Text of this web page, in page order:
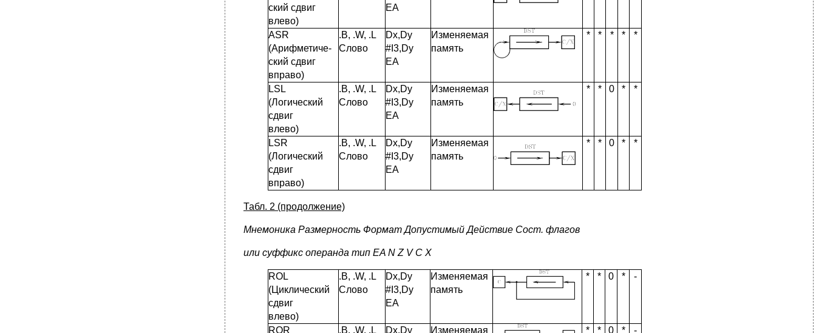
ский сдвиг
влево)
EA
ASR
(Арифметиче-
ский сдвиг
вправо)
.B, .W, .L
Слово
Dx,Dy
#I3,Dy
EA
Изменяемая
память
* * * * *
LSL
(Логический
сдвиг
влево)
.B, .W, .L
Слово
Dx,Dy
#I3,Dy
EA
Изменяемая
память
* * 0 * *
LSR
(Логический
сдвиг
вправо)
.B, .W, .L
Слово
Dx,Dy
#I3,Dy
EA
Изменяемая
память
* * 0 * *
Табл. 2 (продолжение)
Мнемоника Размерность Формат Допустимый Действие Сост. флагов
или суффикс операнда тип EA N Z V C X
ROL
(Циклический
сдвиг
влево)
.B, .W, .L
Слово
Dx,Dy
#I3,Dy
EA
Изменяемая
память
* * 0 * -
ROR
.B, .W, .L
Dx,Dy
Изменяемая
* * 0 * -